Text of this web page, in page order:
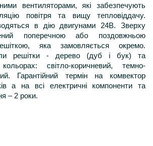
вентиляторами, які забезпечують
повітря та вищу тепловіддачу.
в дію двигунами 24В. Зверху
поперечною або поздовжньою
яка замовляється окремо.
решітки - дерево (дуб і бук) та
світло-коричневий, темно-
Гарантійний термін на комвектор
а на всі електричні компоненти та
– 2 роки.